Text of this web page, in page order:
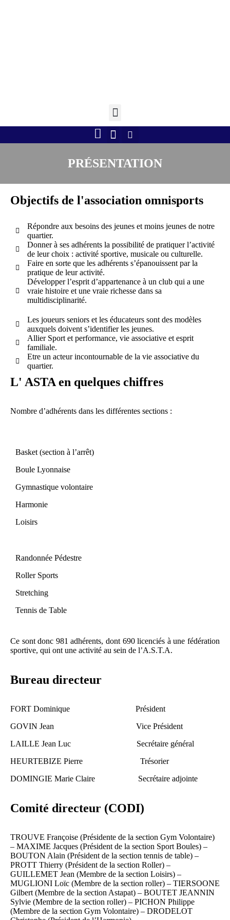
PRÉSENTATION
Objectifs de l'association omnisports
Répondre aux besoins des jeunes et moins jeunes de notre
quartier.
Donner à ses adhérents la possibilité de pratiquer l’activité
de leur choix : activité sportive, musicale ou culturelle.
Faire en sorte que les adhérents s’épanouissent par la
pratique de leur activité.
Développer l’esprit d’appartenance à un club qui a une
vraie histoire et une vraie richesse dans sa
multidisciplinarité.
Les joueurs seniors et les éducateurs sont des modèles
auxquels doivent s’identifier les jeunes.
Allier Sport et performance, vie associative et esprit
familiale.
Etre un acteur incontournable de la vie associative du
quartier.
L' ASTA en quelques chiffres
Nombre d’adhérents dans les différentes sections :
Basket (section à l’arrêt)
Boule Lyonnaise
Gymnastique volontaire
Harmonie
Loisirs
Randonnée Pédestre
Roller Sports
Stretching
Tennis de Table
Ce sont donc 981 adhérents, dont 690 licenciés à une fédération
sportive, qui ont une activité au sein de l’A.S.T.A.
Bureau directeur
FORT Dominique Président
GOVIN Jean Vice Président
LAILLE Jean Luc Secrétaire général
HEURTEBIZE Pierre Trésorier
DOMINGIE Marie Claire Secrétaire adjointe
Comité directeur (CODI)
TROUVE Françoise (Présidente de la section Gym Volontaire)
– MAXIME Jacques (Président de la section Sport Boules) –
BOUTON Alain (Président de la section tennis de table) –
PROTT Thierry (Président de la section Roller) –
GUILLEMET Jean (Membre de la section Loisirs) –
MUGLIONI Loïc (Membre de la section roller) – TIERSOONE
Gilbert (Membre de la section Astapat) – BOUTET JEANNIN
Sylvie (Membre de la section roller) – PICHON Philippe
(Membre de la section Gym Volontaire) – DRODELOT